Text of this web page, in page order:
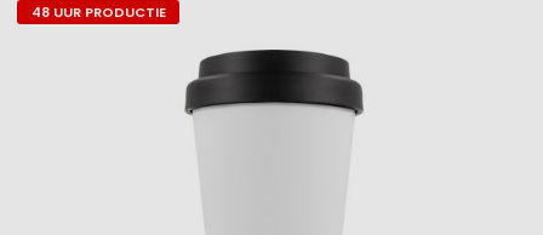
Naar
48 UUR PRODUCTIE